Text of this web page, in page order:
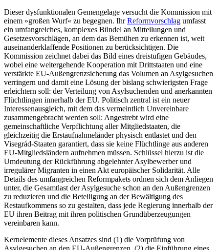
Dieser dysfunktionalen Gemengelage ver­sucht die Kommission mit
einem »großen Wurf« zu begegnen. IhrReformvorschlag umfasst
ein umfangreiches, komplexes Bün­del an Mitteilungen und
Gesetzesvorschlägen, an dem das Bemühen zu erkennen ist, weit
auseinanderklaffende Positionen zu berücksichtigen. Die
Kommission zeichnet dabei das Bild eines dreistufigen Gebäudes,
wobei eine weitergehende Kooperation mit Drittstaaten und eine
verstärkte EU-Außen­grenzsicherung das Volumen an Asylgesuchen
verringern und damit eine Lösung der bislang schwierigsten Frage
erleichtern soll: der Verteilung von Asylsuchenden und an­erkannten
Flüchtlingen innerhalb der EU. Politisch zentral ist ein neuer
Interessen­ausgleich, mit dem das vermeintlich Un­vereinbare
zusammengebracht werden soll: Angestrebt wird eine
gemeinschaftliche Verpflichtung aller Mitgliedstaaten, die
gleichzeitig die Erstaufnahmeländer phy­sisch entlastet und den
Visegrád-Staaten garantiert, dass sie keine Flüchtlinge aus anderen
EU-Mitgliedsländern aufnehmen müssen. Schlüssel hierzu ist die
Umdeutung der Rückführung abgelehnter Asyl­bewerber und
irregulärer Migranten in einen Akt europäischer Solidarität. Alle
Details des umfangreichen Reformpakets ordnen sich dem Anliegen
unter, die Gesamtlast der Asylgesuche schon an den Außengrenzen
zu reduzieren und die Beteiligung an der Bewältigung des
Restaufkommens so zu gestalten, dass jede Regierung innerhalb der
EU ihren Beitrag mit ihren politischen Grund­überzeugungen
vereinbaren kann.
Kernelemente dieses Ansatzes sind (1) die Vorprüfung von
Asylgesuchen an den EU-Außengrenzen, (2) die Einführung eines